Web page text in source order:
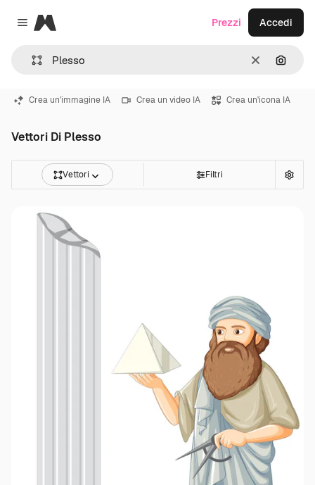
Close menu
Magnific
CancellaCerca
Prezzi Accedi
Crea un'immagine IA Crea un video IA Crea un'icona IA
Vettori Di Plesso
Vettori Filtri